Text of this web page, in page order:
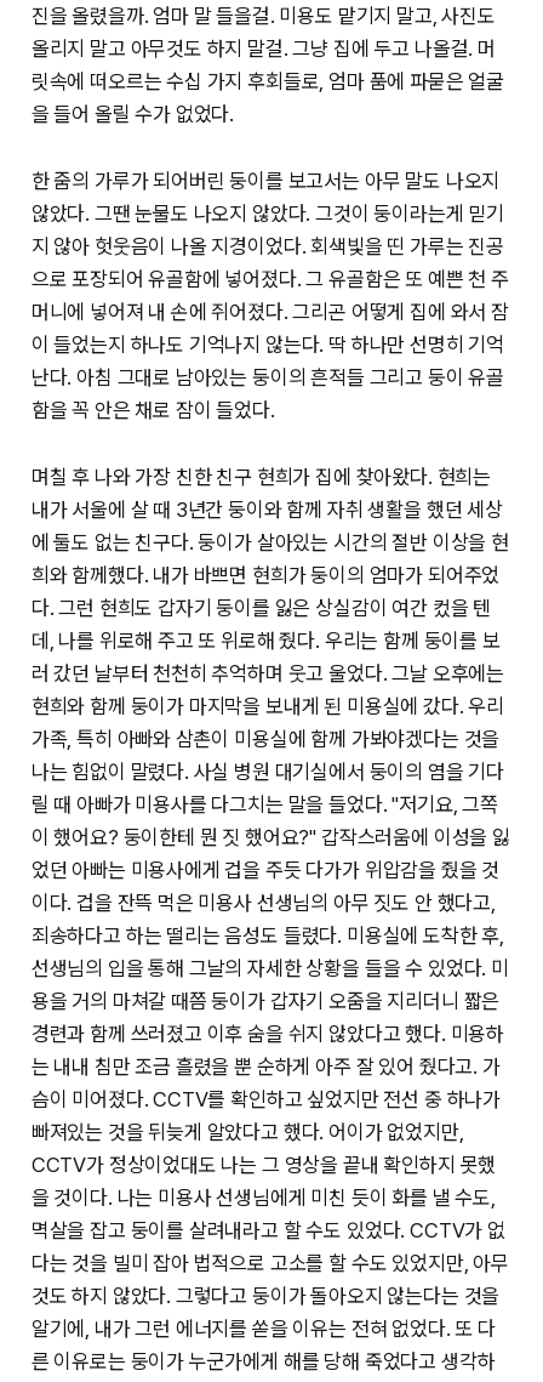
진을 올렸을까. 엄마 말 들을걸. 미용도 맡기지 말고, 사진도
올리지 말고 아무것도 하지 말걸. 그냥 집에 두고 나올걸. 머
릿속에 떠오르는 수십 가지 후회들로, 엄마 품에 파묻은 얼굴
을 들어 올릴 수가 없었다.
한 줌의 가루가 되어버린 둥이를 보고서는 아무 말도 나오지
않았다. 그땐 눈물도 나오지 않았다. 그것이 둥이라는게 믿기
지 않아 헛웃음이 나올 지경이었다. 회색빛을 띤 가루는 진공
으로 포장되어 유골함에 넣어졌다. 그 유골함은 또 예쁜 천 주
머니에 넣어져 내 손에 쥐어졌다. 그리곤 어떻게 집에 와서 잠
이 들었는지 하나도 기억나지 않는다. 딱 하나만 선명히 기억
난다. 아침 그대로 남아있는 둥이의 흔적들 그리고 둥이 유골
함을 꼭 안은 채로 잠이 들었다.
며칠 후 나와 가장 친한 친구 현희가 집에 찾아왔다. 현희는
내가 서울에 살 때 3년간 둥이와 함께 자취 생활을 했던 세상
에 둘도 없는 친구다. 둥이가 살아있는 시간의 절반 이상을 현
희와 함께했다. 내가 바쁘면 현희가 둥이의 엄마가 되어주었
다. 그런 현희도 갑자기 둥이를 잃은 상실감이 여간 컸을 텐
데, 나를 위로해 주고 또 위로해 줬다. 우리는 함께 둥이를 보
러 갔던 날부터 천천히 추억하며 웃고 울었다. 그날 오후에는
현희와 함께 둥이가 마지막을 보내게 된 미용실에 갔다. 우리
가족, 특히 아빠와 삼촌이 미용실에 함께 가봐야겠다는 것을
나는 힘없이 말렸다. 사실 병원 대기실에서 둥이의 염을 기다
릴 때 아빠가 미용사를 다그치는 말을 들었다. "저기요, 그쪽
이 했어요? 둥이한테 뭔 짓 했어요?" 갑작스러움에 이성을 잃
었던 아빠는 미용사에게 겁을 주듯 다가가 위압감을 줬을 것
이다. 겁을 잔뜩 먹은 미용사 선생님의 아무 짓도 안 했다고,
죄송하다고 하는 떨리는 음성도 들렸다. 미용실에 도착한 후,
선생님의 입을 통해 그날의 자세한 상황을 들을 수 있었다. 미
용을 거의 마쳐갈 때쯤 둥이가 갑자기 오줌을 지리더니 짧은
경련과 함께 쓰러졌고 이후 숨을 쉬지 않았다고 했다. 미용하
는 내내 침만 조금 흘렸을 뿐 순하게 아주 잘 있어 줬다고. 가
슴이 미어졌다. CCTV를 확인하고 싶었지만 전선 중 하나가
빠져있는 것을 뒤늦게 알았다고 했다. 어이가 없었지만,
CCTV가 정상이었대도 나는 그 영상을 끝내 확인하지 못했
을 것이다. 나는 미용사 선생님에게 미친 듯이 화를 낼 수도,
멱살을 잡고 둥이를 살려내라고 할 수도 있었다. CCTV가 없
다는 것을 빌미 잡아 법적으로 고소를 할 수도 있었지만, 아무
것도 하지 않았다. 그렇다고 둥이가 돌아오지 않는다는 것을
알기에, 내가 그런 에너지를 쏟을 이유는 전혀 없었다. 또 다
른 이유로는 둥이가 누군가에게 해를 당해 죽었다고 생각하